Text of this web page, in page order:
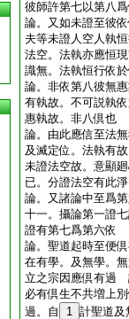
彼師許第七以第八
論。又如未證至彼
夫等未證人空人執
法空。法執亦應恒
識無。法執恒行依
論。非依第八彼無
有執故。不可説執
惠執故。非八倶也
論。由此應信至法
及滅定位。法執有
未證法空故。意顯
已。分證法空有此
論。又諸論中至爲
十一。攝論第一證
證有第七爲第六依
論。聖道起時至便
在有學。及無學。
立之宗因應倶有過
必有倶生不共増上
過。自
1 計聖道及